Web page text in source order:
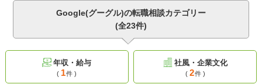
Google(グーグル)の転職相談カテゴリー
(全23件)
年収・給与
( 1件 )
社風・企業文化
( 2件 )